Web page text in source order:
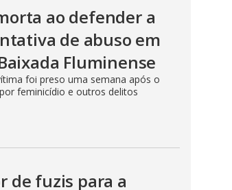
ao defender a
de abuso em
Fluminense
foi preso uma semana após o
feminicídio e outros delitos
de fuzis para a